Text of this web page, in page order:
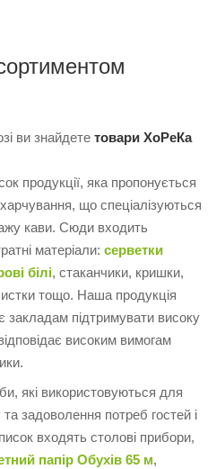
ви знайдете товари ХоРеКа
продукції, яка пропонується
що спеціалізуються
кави. Сюди входить
матеріали: серветки
білі, стаканчики, кришки,
тощо. Наша продукція
закладам підтримувати високу
високим вимогам
які використовуються для
задоволення потреб гостей і
входять столові прибори,
папір Обухів 65 м,